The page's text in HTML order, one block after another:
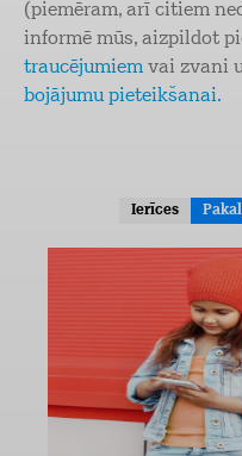
(piemēram, arī citiem
informē mūs, aizpildot
traucējumiem vai zvani
bojājumu pieteikšanai.
Ierīces